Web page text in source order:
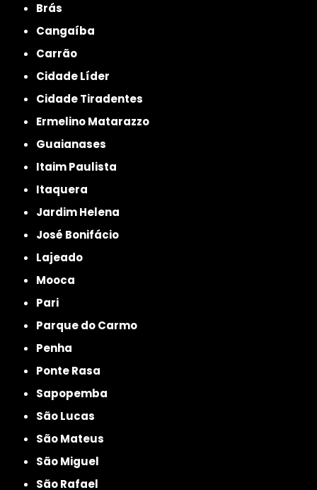
Brás
Cangaíba
Carrão
Cidade Líder
Cidade Tiradentes
Ermelino Matarazzo
Guaianases
Itaim Paulista
Itaquera
Jardim Helena
José Bonifácio
Lajeado
Mooca
Pari
Parque do Carmo
Penha
Ponte Rasa
Sapopemba
São Lucas
São Mateus
São Miguel
São Rafael